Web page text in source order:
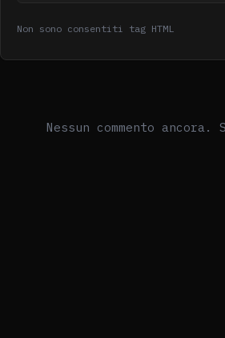
Non sono consentiti tag HTML
Nessun commento